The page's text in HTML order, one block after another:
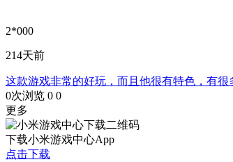
2*000
214天前
这款游戏非常的好玩，而且他很有特色，有
0次浏览 0 0
更多
下载小米游戏中心App
点击下载